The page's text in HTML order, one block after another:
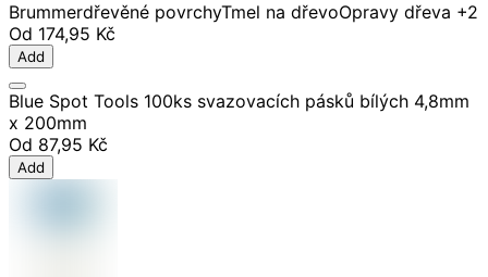
Brummerdřevěné povrchyTmel na dřevoOpravy dřeva +2
Od 174,95 Kč
Add
Blue Spot Tools 100ks svazovacích pásků bílých 4,8mm
x 200mm
Od 87,95 Kč
Add